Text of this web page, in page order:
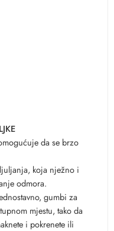
da se brzo
koja nježno i
odmora.
gumbi za
mjestu, tako da
i pokrenete ili